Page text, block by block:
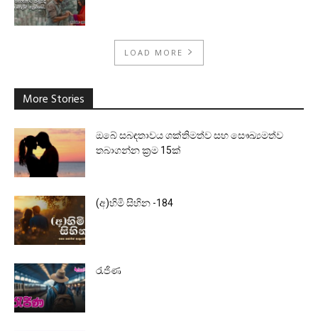
LOAD MORE
More Stories
ඔබේ සබඳතාවය ශක්තිමත්ව සහ සෞඛ්‍යමත්ව
තබාගන්න ක්‍රම 15ක්
(අ)හිමි සිහින -184
රැජිණ